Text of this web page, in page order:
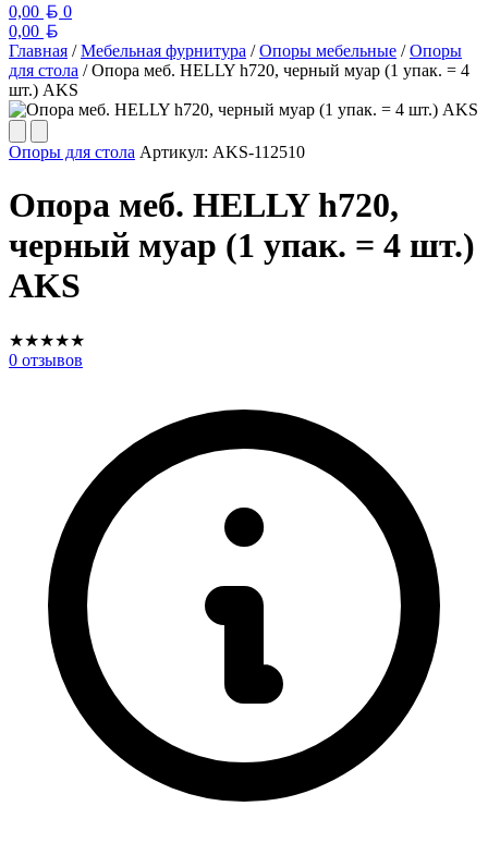
0,00 Белорусский рубль
0
0,00
Главная /Мебельная фурнитура /Опоры мебельные /Опоры
для стола / Опора меб. HELLY h720, черный муар (1 упак. = 4
шт.) AKS
Опоры для стола Артикул: AKS-112510
Опора меб. HELLY h720,
черный муар (1 упак. = 4 шт.)
AKS
★★★★★
0 отзывов